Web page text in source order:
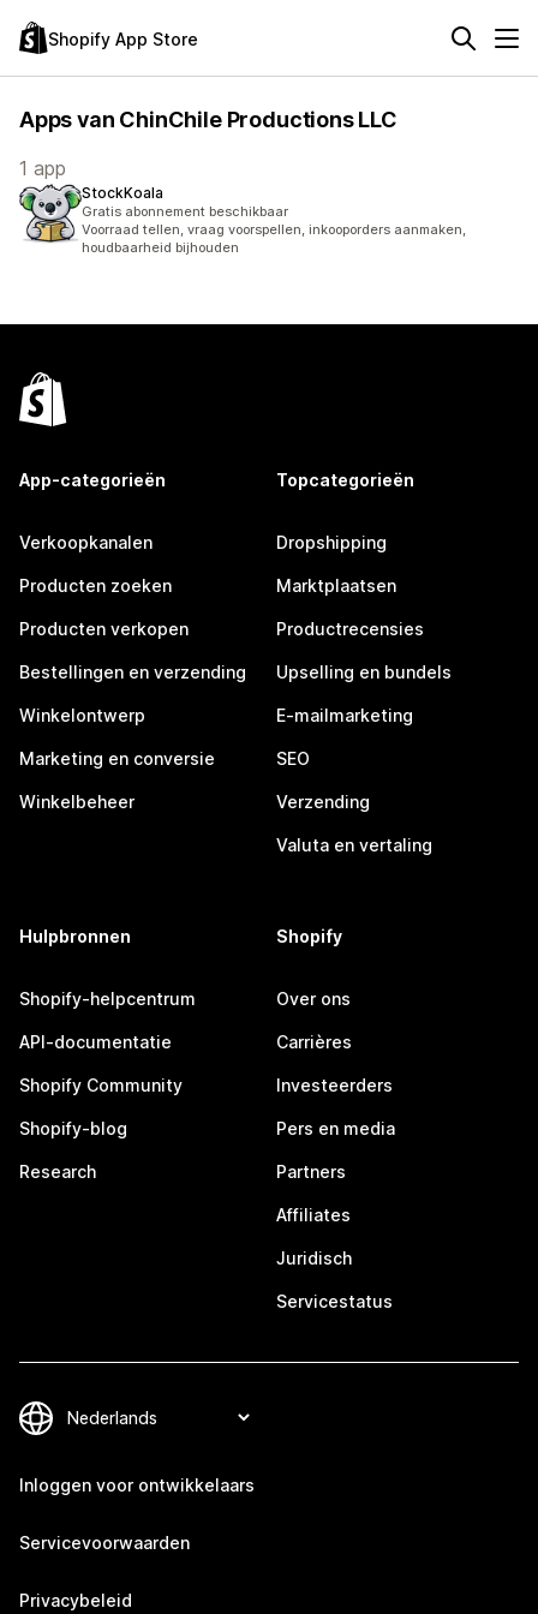
Shopify App Store
Apps van ChinChile Productions LLC
1 app
StockKoala
Gratis abonnement beschikbaar
Voorraad tellen, vraag voorspellen, inkooporders aanmaken,
houdbaarheid bijhouden
App-categorieën
Verkoopkanalen
Producten zoeken
Producten verkopen
Bestellingen en verzending
Winkelontwerp
Marketing en conversie
Winkelbeheer
Topcategorieën
Dropshipping
Marktplaatsen
Productrecensies
Upselling en bundels
E-mailmarketing
SEO
Verzending
Valuta en vertaling
Hulpbronnen
Shopify-helpcentrum
API-documentatie
Shopify Community
Shopify-blog
Research
Shopify
Over ons
Carrières
Investeerders
Pers en media
Partners
Affiliates
Juridisch
Servicestatus
Inloggen voor ontwikkelaars
Servicevoorwaarden
Privacybeleid